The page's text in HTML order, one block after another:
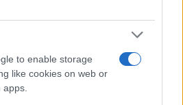
to enable storage
like cookies on web or